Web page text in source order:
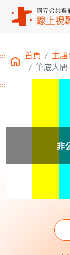
主要內容區塊
::: 首頁 主題
筆底人間
:::